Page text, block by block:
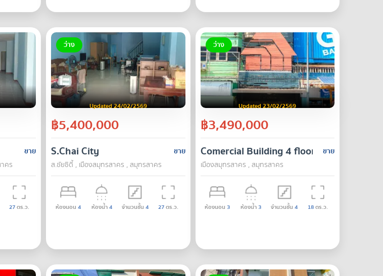
commercial area
ขาย
คร
27ตร.ว.
ว่าง
Updated 24/02/2569
฿5,400,000
ขาย
S.Chai City
ส.ชัยซิตี้ , เมืองสมุทรสาคร , สมุทรสาคร
ห้องนอน 4 ห้องน้ำ4 จำนวนชั้น 4 27ตร.ว.
ว่าง
Updated 23/02/2569
฿3,490,000
ขาย
Comercial Building 4 floors Samutsakorn
เมืองสมุทรสาคร , สมุทรสาคร
ห้องนอน 3 ห้องน้ำ3 จำนวนชั้น 4 18ตร.ว.